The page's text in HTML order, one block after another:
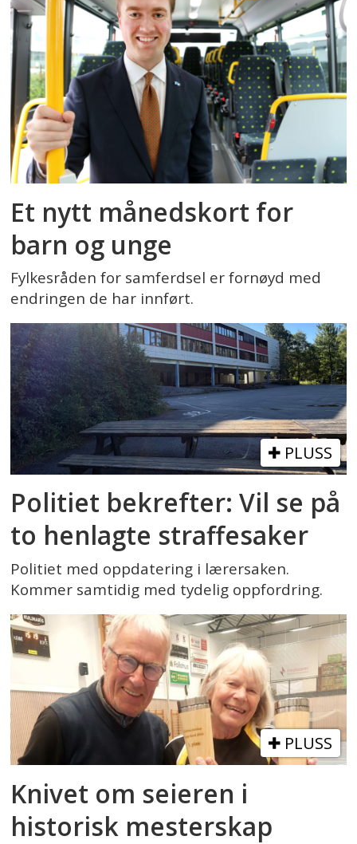
Et nytt månedskort for
barn og unge
Fylkesråden for samferdsel er fornøyd med
endringen de har innført.
PLUSS
Politiet bekrefter: Vil se på
to henlagte straffesaker
Politiet med oppdatering i lærersaken.
Kommer samtidig med tydelig oppfordring.
PLUSS
Knivet om seieren i
historisk mesterskap